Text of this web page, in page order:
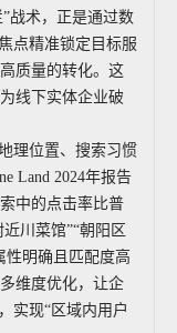
战术，正是通过数
点精准锁定目标服
质量的转化。这
线下实体企业破
理位置、搜索习惯
Land 2024年报告
中的点击率比普
川菜馆”“朝阳区
性明确且匹配度高
维度优化，让企
实现“区域内用户